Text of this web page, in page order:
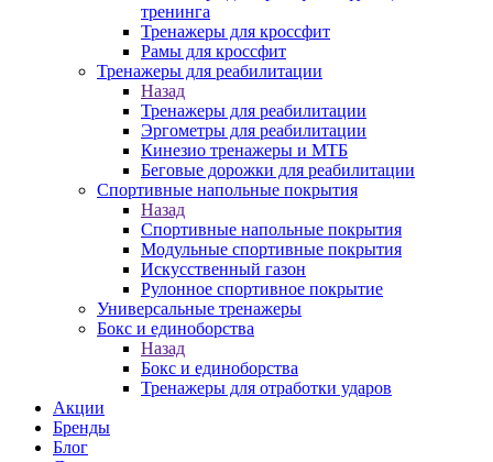
тренинга
Тренажеры для кроссфит
Рамы для кроссфит
Тренажеры для реабилитации
Назад
Тренажеры для реабилитации
Эргометры для реабилитации
Кинезио тренажеры и МТБ
Беговые дорожки для реабилитации
Спортивные напольные покрытия
Назад
Спортивные напольные покрытия
Модульные спортивные покрытия
Искусственный газон
Рулонное спортивное покрытие
Универсальные тренажеры
Бокс и единоборства
Назад
Бокс и единоборства
Тренажеры для отработки ударов
Акции
Бренды
Блог